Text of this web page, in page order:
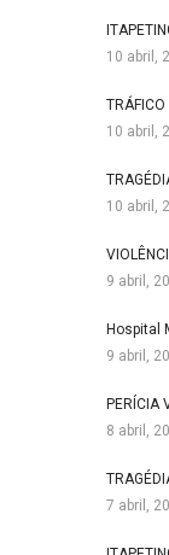
10 abril,
TRÁFICO
10 abril,
10 abril,
9 abril,
Hospital
9 abril,
PERÍCIA
8 abril,
7 abril,